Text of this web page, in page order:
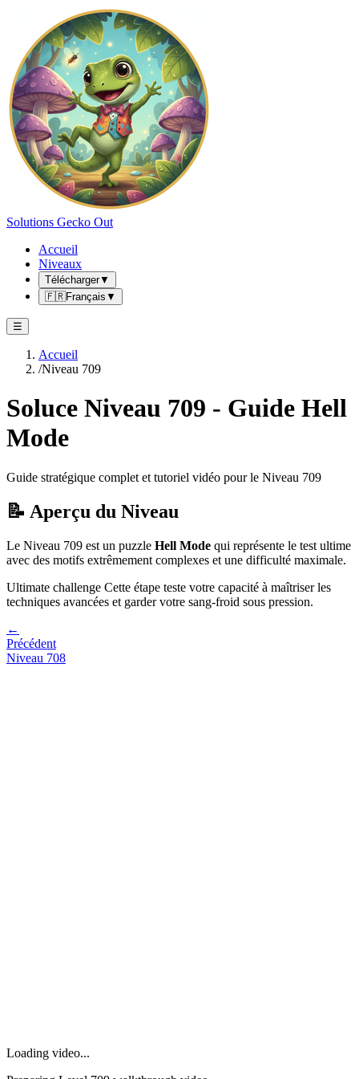
Solutions Gecko Out
Accueil
Niveaux
Télécharger▼
🇫🇷Français ▼
☰
Accueil
/Niveau 709
Soluce Niveau 709 - Guide Hell
Mode
Guide stratégique complet et tutoriel vidéo pour le Niveau 709
📝 Aperçu du Niveau
Le Niveau 709 est un puzzle Hell Mode qui représente le test ultime
avec des motifs extrêmement complexes et une difficulté maximale.
Ultimate challenge Cette étape teste votre capacité à maîtriser les
techniques avancées et garder votre sang-froid sous pression.
←
Précédent
Niveau 708
Loading video...